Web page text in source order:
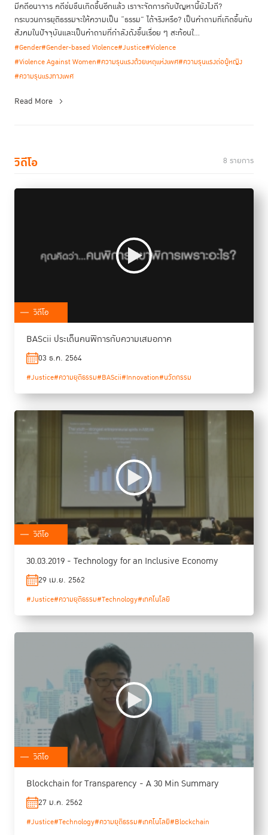
มีคดีอนาจาร คดีข่มขืนเกิดขึ้นอีกแล้ว เราจะจัดการกับปัญหานี้ยังไงดี?
กระบวนการยุติธรรมจะให้ความเป็น “ธรรม” ได้จริงหรือ? เป็นคำถามที่เกิดขึ้นกับ
สังคมในปัจจุบันและเป็นคำถามที่กำลังดังขึ้นเรื่อย ๆ สะท้อนใ...
#Gender#Gender-based VIolence#Justice#Violence
#Violence Against Women#ความรุนแรงด้วยเหตุแห่งเพศ#ความรุนแรงต่อผู้หญิง
#ความรุนแรงทางเพศ
Read More
วิดีโอ 8 รายการ
วิดีโอ
BAScii ประเด็นคนพิการกับความเสมอภาค
03 ธ.ค. 2564
#Justice#ความยุติธรรม#BAScii#Innovation#นวัตกรรม
วิดีโอ
30.03.2019 - Technology for an Inclusive Economy
29 เม.ย. 2562
#Justice#ความยุติธรรม#Technology#เทคโนโลยี
วิดีโอ
Blockchain for Transparency - A 30 Min Summary
27 ม.ค. 2562
#Justice#Technology#ความยุติธรรม#เทคโนโลยี#Blockchain